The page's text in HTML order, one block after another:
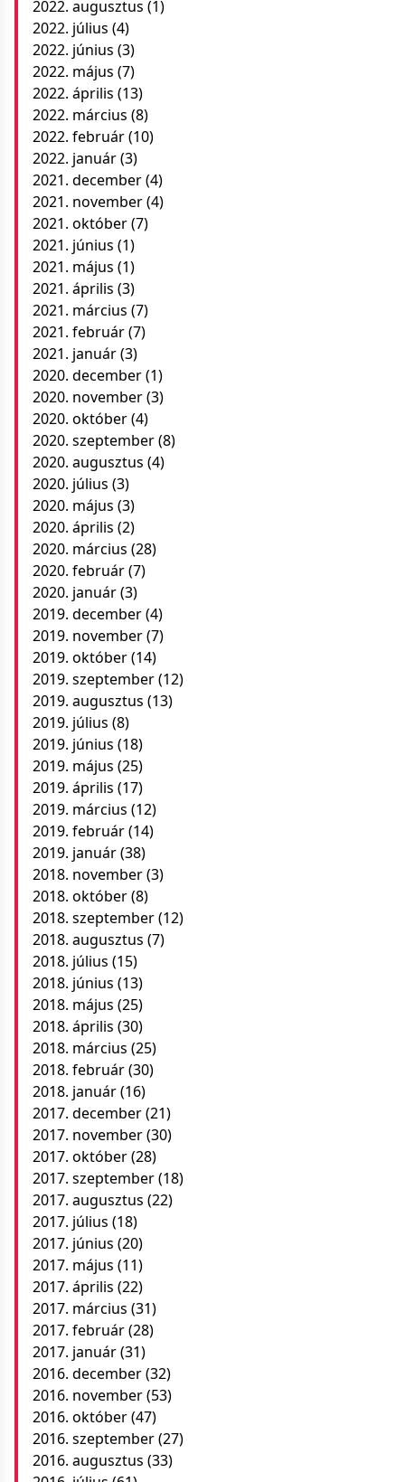
2022. augusztus (1)
2022. július (4)
2022. június (3)
2022. május (7)
2022. április (13)
2022. március (8)
2022. február(10)
2022. január(3)
2021. december(4)
2021. november(4)
2021. október(7)
2021. június (1)
2021. május (1)
2021. április (3)
2021. március (7)
2021. február(7)
2021. január(3)
2020. december(1)
2020. november(3)
2020. október(4)
2020. szeptember(8)
2020. augusztus (4)
2020. július (3)
2020. május (3)
2020. április (2)
2020. március (28)
2020. február(7)
2020. január(3)
2019. december(4)
2019. november(7)
2019. október(14)
2019. szeptember(12)
2019. augusztus (13)
2019. július (8)
2019. június (18)
2019. május (25)
2019. április (17)
2019. március (12)
2019. február(14)
2019. január(38)
2018. november(3)
2018. október(8)
2018. szeptember(12)
2018. augusztus (7)
2018. július (15)
2018. június (13)
2018. május (25)
2018. április (30)
2018. március (25)
2018. február(30)
2018. január(16)
2017. december(21)
2017. november(30)
2017. október(28)
2017. szeptember(18)
2017. augusztus (22)
2017. július (18)
2017. június (20)
2017. május (11)
2017. április (22)
2017. március (31)
2017. február(28)
2017. január(31)
2016. december(32)
2016. november(53)
2016. október(47)
2016. szeptember(27)
2016. augusztus (33)